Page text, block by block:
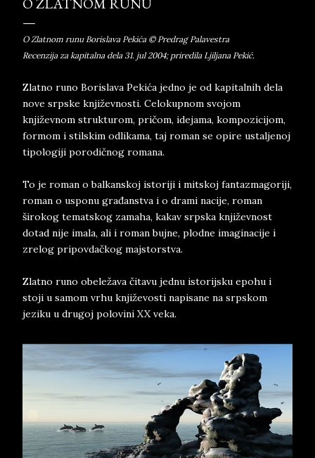
O Zlatnom runu Borislava Pekića © Predrag Palavestra
Recenzija za kapitalna dela 31. jul 2004; priredila Ljiljana Pekić.
Zlatno runo Borislava Pekića jedno je od kapitalnih dela
nove srpske književnosti. Celokupnom svojom
književnom strukturom, pričom, idejama, kompozicijom,
formom i stilskim odlikama, taj roman se opire ustaljenoj
tipologiji porodičnog romana.
To je roman o balkanskoj istoriji i mitskoj fantazmagoriji,
roman o usponu građanstva i o drami nacije, roman
širokog tematskog zamaha, kakav srpska književnost
dotad nije imala, ali i roman bujne, plodne imaginacije i
zrelog pripovdačkog majstorstva.
Zlatno runo obeležava čitavu jednu istorijsku epohu i
stoji u samom vrhu književosti napisane na srpskom
jeziku u drugoj polovini XX veka.